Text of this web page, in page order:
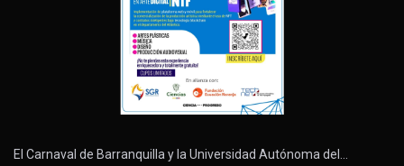
El Carnaval de Barranquilla y la Universidad Autónoma del…